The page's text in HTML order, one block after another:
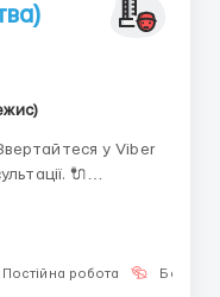
у Viber
🔌
Постійна робота Без